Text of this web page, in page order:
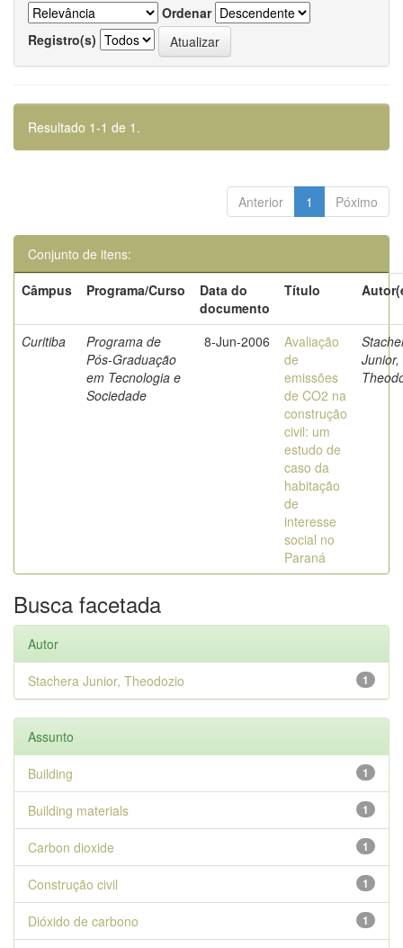
Ordenar
Registro(s)
Resultado 1-1 de 1.
Anterior 1 Póximo
Conjunto de itens:
Câmpus
Programa/Curso
Data do
documento
Título
Curitiba
Programa de
Pós-Graduação
em Tecnologia e
Sociedade
8-Jun-2006
Avaliação
de
emissões
de CO2 na
construção
civil: um
estudo de
caso da
habitação
de
interesse
social no
Paraná
Junior,
Busca facetada
Autor
1
Stachera Junior, Theodozio
Assunto
1
Building
1
Building materials
1
Carbon dioxide
1
Construção civil
1
Dióxido de carbono